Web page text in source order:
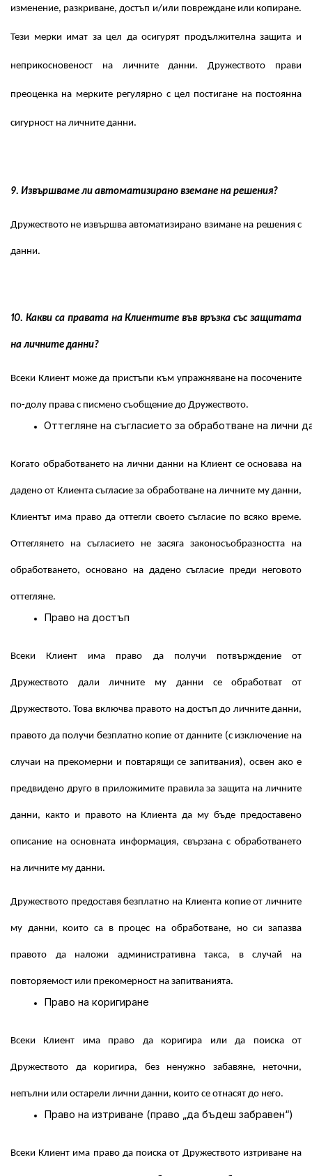
изменение, разкриване, достъп и/или повреждане или копиране.
Тези мерки имат за цел да осигурят продължителна защита и
неприкосновеност на личните данни. Дружеството прави
преоценка на мерките регулярно с цел постигане на постоянна
сигурност на личните данни.
9. Извършваме ли автоматизирано вземане на решения?
Дружеството не извършва автоматизирано взимане на решения с
данни.
10. Какви са правата на Клиентите във връзка със защитата
на личните данни?
Всеки Клиент може да пристъпи към упражняване на посочените
по-долу права с писмено съобщение до Дружеството.
Оттегляне на съгласието за обработване на лични
Когато обработването на лични данни на Клиент се основава на
дадено от Клиента съгласие за обработване на личните му данни,
Клиентът има право да оттегли своето съгласие по всяко време.
Оттеглянето на съгласието не засяга законосъобразността на
обработването, основано на дадено съгласие преди неговото
оттегляне.
Право на достъп
Всеки Клиент има право да получи потвърждение от
Дружеството дали личните му данни се обработват от
Дружеството. Това включва правото на достъп до личните данни,
правото да получи безплатно копие от данните (с изключение на
случаи на прекомерни и повтарящи се запитвания), освен ако е
предвидено друго в приложимите правила за защита на личните
данни, както и правото на Клиента да му бъде предоставено
описание на основната информация, свързана с обработването
на личните му данни.
Дружеството предоставя безплатно на Клиента копие от личните
му данни, които са в процес на обработване, но си запазва
правото да наложи административна такса, в случай на
повторяемост или прекомерност на запитванията.
Право на коригиране
Всеки Клиент има право да коригира или да поиска от
Дружеството да коригира, без ненужно забавяне, неточни,
непълни или остарели лични данни, които се отнасят до него.
Право на изтриване (право „да бъдеш забравен“)
Всеки Клиент има право да поиска от Дружеството изтриване на